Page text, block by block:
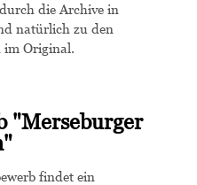
die Archive in
natürlich zu den
im Original.
"Merseburger
findet ein